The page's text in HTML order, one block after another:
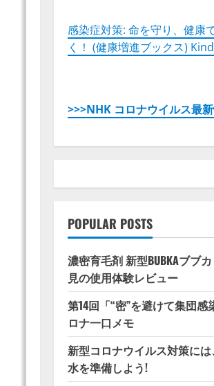
感染症対策: 命を守り、健康
く！ (健康増進ブックス)
>>>NHK コロナウイルス最
POPULAR POSTS
濃密育毛剤 新型BUBKAブブ
見の使用体験レビュー
第14回「“密”を避けて集団感
ロナ一口メモ
新型コロナウイルス対策に
水を準備しよう!